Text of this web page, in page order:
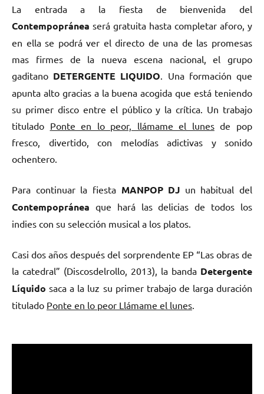
La entrada a la fiesta de bienvenida del
Contempopránea será gratuita hasta completar aforo, y
en ella se podrá ver el directo de una de las promesas
mas firmes de la nueva escena nacional, el grupo
gaditano DETERGENTE LIQUIDO . Una formación que
apunta alto gracias a la buena acogida que está teniendo
su primer disco entre el público y la crítica. Un trabajo
titulado Ponte en lo peor, llámame el lunesde pop
fresco, divertido, con melodías adictivas y sonido
ochentero.
Para continuar la fiesta MANPOP DJ un habitual del
Contempopránea que hará las delicias de todos los
indies con su selección musical a los platos.
Casi dos años después del sorprendente EP “Las obras de
la catedral” (Discosdelrollo, 2013), la banda Detergente
Líquido saca a la luz su primer trabajo de larga duración
titulado Ponte en lo peor Llámame el lunes